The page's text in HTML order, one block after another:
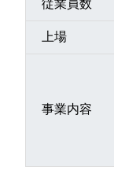
従業員数
上場
事業内容